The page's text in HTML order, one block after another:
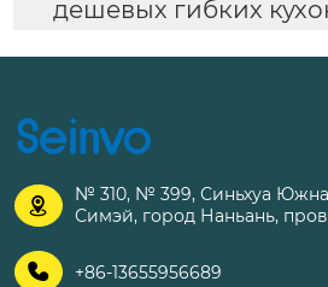
дешевых гибких

№ 310, № 399, Синьхуа
Симэй, город Наньань,
 +86-13655956689